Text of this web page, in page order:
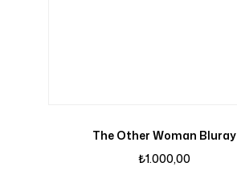
The Other Woman Bluray
₺1.000,00